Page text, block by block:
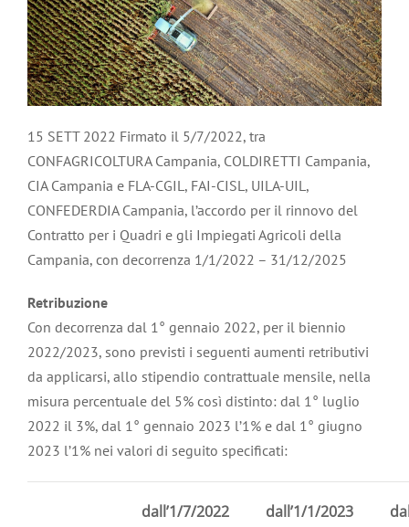
15 SETT 2022 Firmato il 5/7/2022, tra
CONFAGRICOLTURA Campania, COLDIRETTI Campania,
CIA Campania e FLA-CGIL, FAI-CISL, UILA-UIL,
CONFEDERDIA Campania, l’accordo per il rinnovo del
Contratto per i Quadri e gli Impiegati Agricoli della
Campania, con decorrenza 1/1/2022 – 31/12/2025
Retribuzione
Con decorrenza dal 1° gennaio 2022, per il biennio
2022/2023, sono previsti i seguenti aumenti retributivi
da applicarsi, allo stipendio contrattuale mensile, nella
misura percentuale del 5% così distinto: dal 1° luglio
2022 il 3%, dal 1° gennaio 2023 l’1% e dal 1° giugno
2023 l’1% nei valori di seguito specificati:
dall’1/7/2022 dall’1/1/2023